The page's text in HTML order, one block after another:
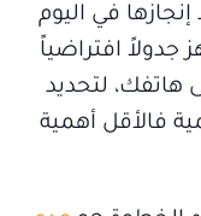
في اليوم
جدولاً افتراضياً
هاتفك، لتحديد
فالأقل أهمية